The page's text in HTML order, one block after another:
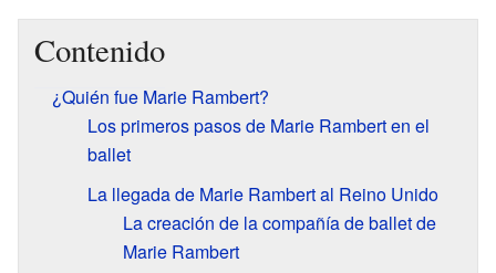
Contenido
¿Quién fue Marie Rambert?
Los primeros pasos de Marie Rambert en el
ballet
La llegada de Marie Rambert al Reino Unido
La creación de la compañía de ballet de
Marie Rambert